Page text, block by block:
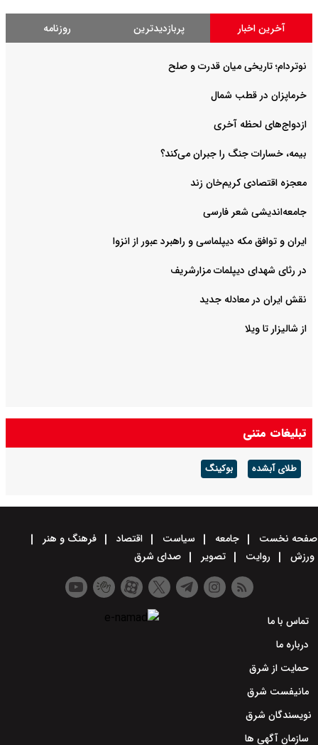
آخرین اخبار پربازدیدترین روزنامه
نوتردام؛ تاریخی میان قدرت و صلح‌
خرماپزان در قطب شمال
ازدواج‌های لحظه آخری
بیمه، خسارات جنگ را جبران می‌کند؟
معجزه اقتصادی کریم‌خان زند
جامعه‌اندیشی شعر فارسی
ایران و توافق مکه دیپلماسی و راهبرد عبور از انزوا
در رثای شهدای دیپلمات مزارشریف
نقش ایران در معادله جدید
از شالیزار تا ویلا
تبلیغات متنی
طلای آبشده بوکینگ
صفحه نخست جامعه سیاست اقتصاد
فرهنگ و هنر
ورزش
روایت تصویر صدای شرق
تماس با ما
درباره ما
حمایت از شرق
مانیفست شرق
نویسندگان شرق
سازمان آگهی ها